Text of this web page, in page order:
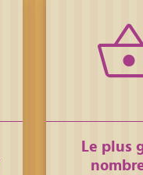
Le plus